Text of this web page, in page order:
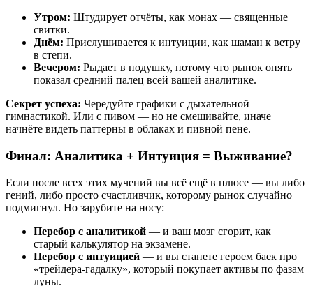
Утром: Штудирует отчёты, как монах — священные
свитки.
Днём: Прислушивается к интуиции, как шаман к ветру
в степи.
Вечером: Рыдает в подушку, потому что рынок опять
показал средний палец всей вашей аналитике.
Секрет успеха: Чередуйте графики с дыхательной
гимнастикой. Или с пивом — но не смешивайте, иначе
начнёте видеть паттерны в облаках и пивной пене.
Финал: Аналитика + Интуиция = Выживание?
Если после всех этих мучений вы всё ещё в плюсе — вы либо
гений, либо просто счастливчик, которому рынок случайно
подмигнул. Но зарубите на носу:
Перебор с аналитикой — и ваш мозг сгорит, как
старый калькулятор на экзамене.
Перебор с интуицией — и вы станете героем баек про
«трейдера-гадалку», который покупает активы по фазам
луны.